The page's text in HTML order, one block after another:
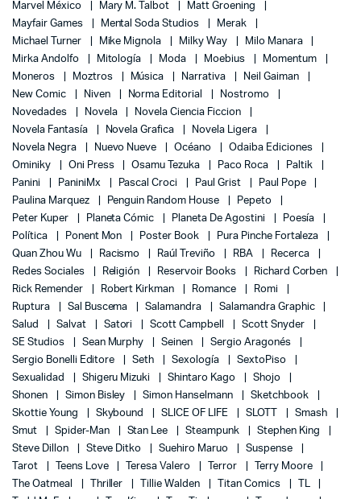
Marvel México
Mary M. Talbot
Matt Groening
Mayfair Games
Mental Soda Studios
Merak
Michael Turner
Mike Mignola Milky Way
Milo Manara
Mirka Andolfo
Mitología Moda Moebius
Momentum
Moneros
Moztros Música Narrativa
Neil Gaiman
New Comic
Niven Norma Editorial
Nostromo
Novedades
Novela
Novela Ciencia Ficcion
Novela Fantasía
Novela Grafica
Novela Ligera
Novela Negra
Nuevo Nueve Océano
Odaiba Ediciones
Ominiky
Oni Press Osamu Tezuka Paco Roca
Paltik
Panini
PaniniMx Pascal Croci Paul Grist
Paul Pope
Paulina Marquez
Penguin Random House
Pepeto
Peter Kuper
Planeta Cómic Planeta De Agostini
Poesía
Política
Ponent Mon Poster Book
Pura Pinche Fortaleza
Quan Zhou Wu
Racismo Raúl Treviño RBA
Recerca
Redes Sociales
Religión Reservoir Books
Richard Corben
Rick Remender
Robert Kirkman Romance
Romi
Ruptura
Sal Buscema Salamandra
Salamandra Graphic
Salud
Salvat Satori Scott Campbell
Scott Snyder
SE Studios
Sean Murphy Seinen
Sergio Aragonés
Sergio Bonelli Editore
Seth Sexología
SextoPiso
Sexualidad
Shigeru Mizuki Shintaro Kago
Shojo
Shonen
Simon Bisley Simon Hanselmann
Sketchbook
Skottie Young
Skybound SLICE OF LIFE SLOTT
Smash
Smut
Spider-Man Stan Lee Steampunk
Stephen King
Steve Dillon
Steve Ditko Suehiro Maruo
Suspense
Tarot
Teens Love Teresa Valero Terror
Terry Moore
The Oatmeal
Thriller Tillie Walden Titan Comics
TL